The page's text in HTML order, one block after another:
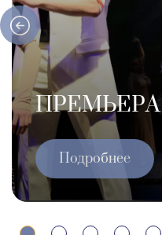
ПРЕМЬЕРА
Подробнее